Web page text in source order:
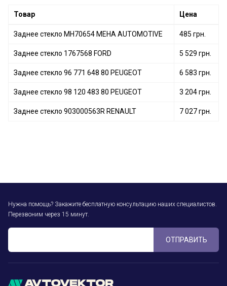
Товар Цена
Заднее стекло MH70654 MEHA AUTOMOTIVE 485 грн.
Заднее стекло 1767568 FORD 5 529 грн.
Заднее стекло 96 771 648 80 PEUGEOT 6 583 грн.
Заднее стекло 98 120 483 80 PEUGEOT 3 204 грн.
Заднее стекло 903000563R RENAULT 7 027 грн.
Нужна помощь? Закажите бесплатную консультацию наших специалистов.
Перезвоним через 15 минут.
ОТПРАВИТЬ